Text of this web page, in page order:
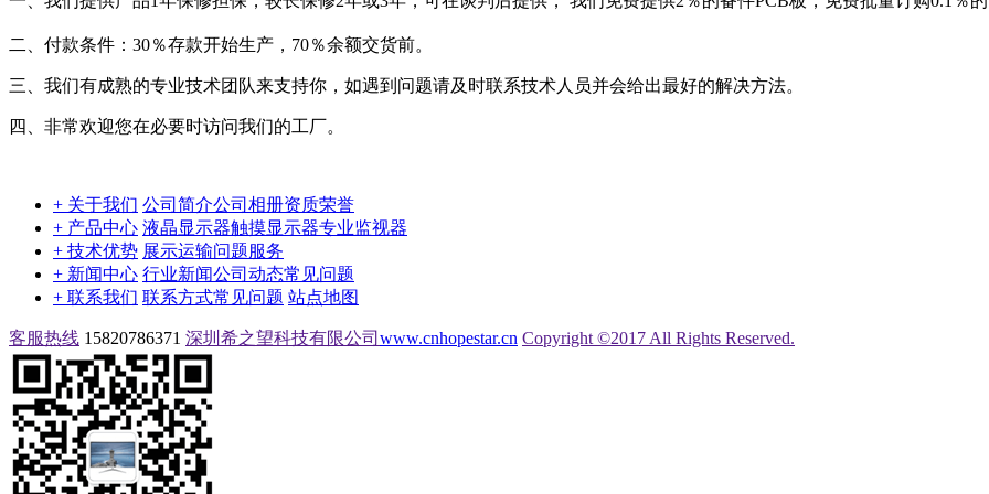
二、付款条件：30％存款开始生产，70％余额交货前。
三、我们有成熟的专业技术团队来支持你，如遇到问题请及时联系技术人员并会给出最好的解决方法。
四、非常欢迎您在必要时访问我们的工厂。
+ 关于我们 公司简介公司相册资质荣誉
+ 产品中心 液晶显示器触摸显示器专业监视器
+ 技术优势 展示运输问题服务
+ 新闻中心 行业新闻公司动态常见问题
+ 联系我们 联系方式常见问题 站点地图
客服热线 15820786371 深圳希之望科技有限公司 www.cnhopestar.cn Copyright ©2017 All Rights Reserved.